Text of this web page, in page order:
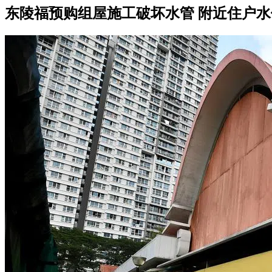
东陵福预购组屋施工破坏水管 附近住户